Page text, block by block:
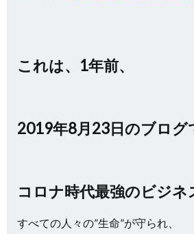
これは、1年前、
2019年8月23日のブログ
コロナ時代最強のビジネ
すべての人々の”生命”が守られ、